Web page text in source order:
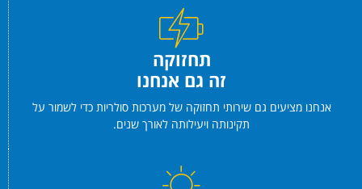
תחזוקה
זה גם אנחנו
אנחנו מציעים גם שירותי תחזוקה של מערכות סולריות כדי לשמור על
תקינותה ויעילותה לאורך שנים.